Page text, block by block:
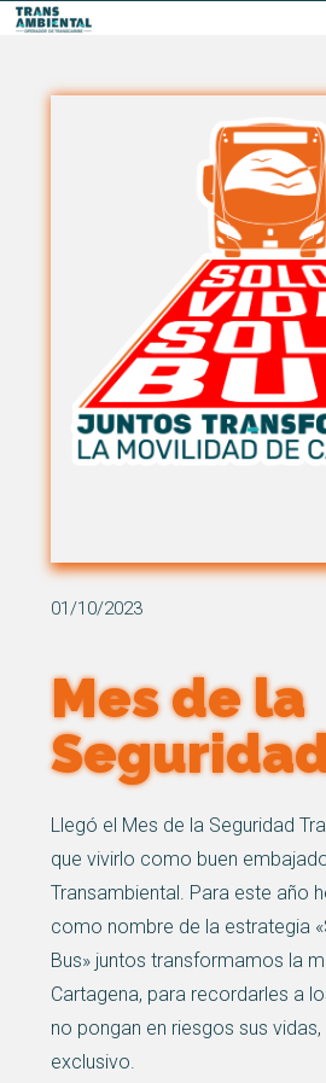
01/10/2023
Mes de la
Llegó el Mes de la Seguridad
que vivirlo como buen
Transambiental. Para este año
como nombre de la estrategia
Bus» juntos transformamos la
Cartagena, para recordarles a
no pongan en riesgos sus
exclusivo.